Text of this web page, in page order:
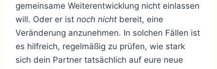
gemeinsame Weiterentwicklung nicht einlassen
will. Oder er ist noch nicht bereit, eine
Veränderung anzunehmen. In solchen Fällen ist
es hilfreich, regelmäßig zu prüfen, wie stark
sich dein Partner tatsächlich auf eure neue